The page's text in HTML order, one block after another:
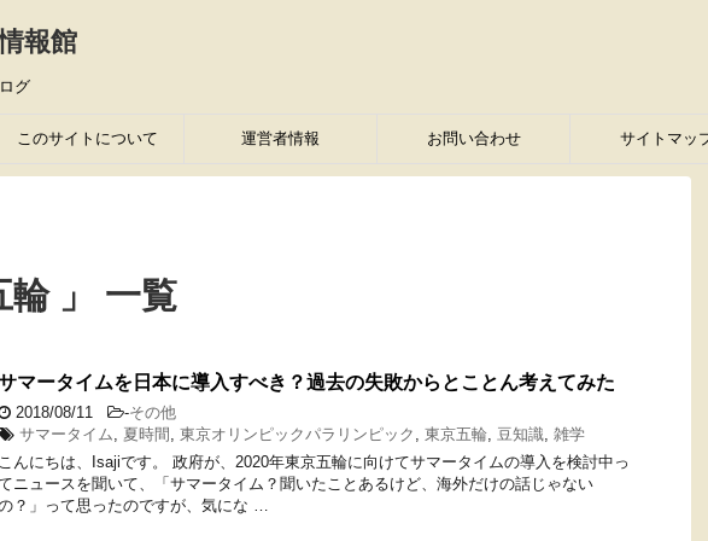
報館
グ
このサイトについて 運営者情報 お問い合わせ サイトマッ
輪 」 一覧
マータイムを日本に導入すべき？過去の失敗からとことん考えてみた
2018/08/11 -その他
サマータイム, 夏時間 , 東京オリンピックパラリンピック , 東京五輪, 豆知識, 雑学
こんにちは、Isajiです。 政府が、2020年東京五輪に向けてサマータイムの導入を検討中っ
ニュースを聞いて、「サマータイム？聞いたことあるけど、海外だけの話じゃない
？」って思ったのですが、気にな …